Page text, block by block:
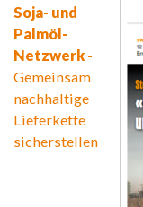
Soja- und
Palmöl-
Netzwerk -
Gemeinsam
nachhaltige
Lieferkette
sicherstellen